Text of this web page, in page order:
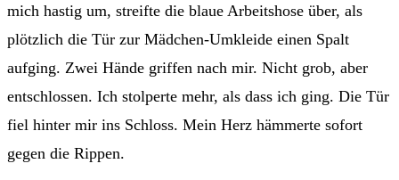
mich hastig um, streifte die blaue Arbeitshose über, als
plötzlich die Tür zur Mädchen-Umkleide einen Spalt
aufging. Zwei Hände griffen nach mir. Nicht grob, aber
entschlossen. Ich stolperte mehr, als dass ich ging. Die Tür
fiel hinter mir ins Schloss. Mein Herz hämmerte sofort
gegen die Rippen.